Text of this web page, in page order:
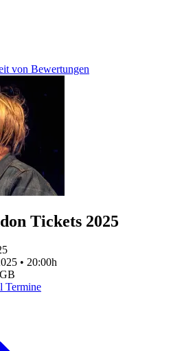
von Bewertungen
Tickets 2025
• 20:00h
Termine